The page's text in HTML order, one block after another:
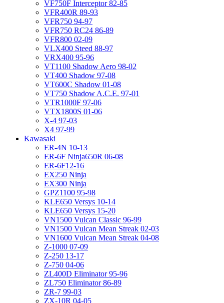
VF750F Interceptor 82-85
VFR400R 89-93
VFR750 94-97
VFR750 RC24 86-89
VFR800 02-09
VLX400 Steed 88-97
VRX400 95-96
VT1100 Shadow Aero 98-02
VT400 Shadow 97-08
VT600C Shadow 01-08
VT750 Shadow A.C.E. 97-01
VTR1000F 97-06
VTX1800S 01-06
X-4 97-03
X4 97-99
Kawasaki
ER-4N 10-13
ER-6F Ninja650R 06-08
ER-6F12-16
EX250 Ninja
EX300 Ninja
GPZ1100 95-98
KLE650 Versys 10-14
KLE650 Versys 15-20
VN1500 Vulcan Classic 96-99
VN1500 Vulcan Mean Streak 02-03
VN1600 Vulcan Mean Streak 04-08
Z-1000 07-09
Z-250 13-17
Z-750 04-06
ZL400D Eliminator 95-96
ZL750 Eliminator 86-89
ZR-7 99-03
ZX-10R 04-05